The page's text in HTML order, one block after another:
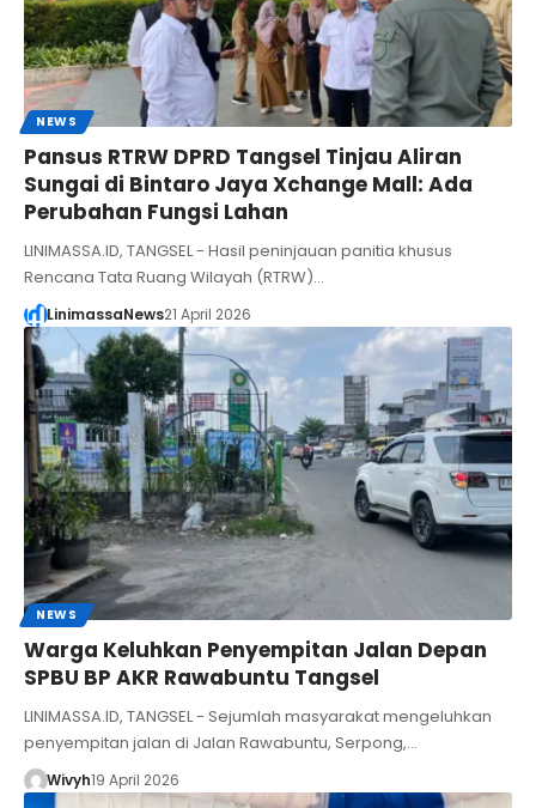
NEWS
Pansus RTRW DPRD Tangsel Tinjau Aliran
Sungai di Bintaro Jaya Xchange Mall: Ada
Perubahan Fungsi Lahan
LINIMASSA.ID, TANGSEL - Hasil peninjauan panitia khusus
Rencana Tata Ruang Wilayah (RTRW)…
LinimassaNews21 April 2026
NEWS
Warga Keluhkan Penyempitan Jalan Depan
SPBU BP AKR Rawabuntu Tangsel
LINIMASSA.ID, TANGSEL - Sejumlah masyarakat mengeluhkan
penyempitan jalan di Jalan Rawabuntu, Serpong,…
Wivyh19 April 2026